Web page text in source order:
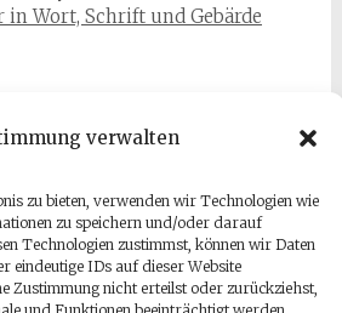
verwalten
zu bieten, verwenden wir Technologien wie
zu speichern und/oder darauf
Technologien zustimmst, können wir Daten
eindeutige IDs auf dieser Website
Zustimmung nicht erteilst oder zurückziehst,
in Wort, Schrift und Gebärde